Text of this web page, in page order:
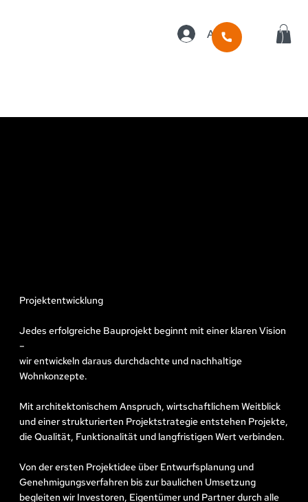
Anmelden
Projektentwicklung
Jedes erfolgreiche Bauprojekt beginnt mit einer klaren Vision
–
wir entwickeln daraus durchdachte und nachhaltige
Wohnkonzepte.
Mit architektonischem Anspruch, wirtschaftlichem Weitblick
und einer strukturierten Projektstrategie entstehen Projekte,
die Qualität, Funktionalität und langfristigen Wert verbinden.
Von der ersten Projektidee über Entwurfsplanung und
Genehmigungsverfahren bis zur baulichen Umsetzung
begleiten wir Investoren, Eigentümer und Partner durch alle